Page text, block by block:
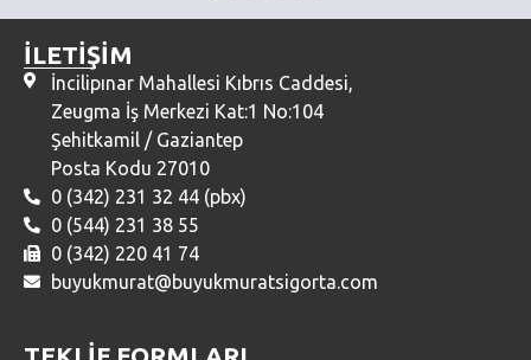
İLETİŞİM
İncilipınar Mahallesi Kıbrıs Caddesi,
Zeugma İş Merkezi Kat:1 No:104
Şehitkamil / Gaziantep
Posta Kodu 27010
0 (342) 231 32 44 (pbx)
0 (544) 231 38 55
0 (342) 220 41 74
buyukmurat@buyukmuratsigorta.com